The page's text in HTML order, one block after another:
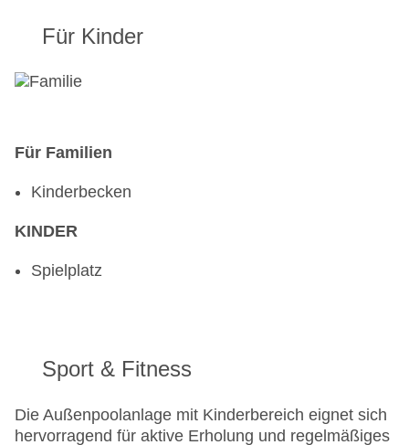
Für Kinder
Für Familien
Kinderbecken
KINDER
Spielplatz
Sport & Fitness
Die Außenpoolanlage mit Kinderbereich eignet sich
hervorragend für aktive Erholung und regelmäßiges